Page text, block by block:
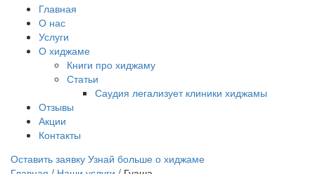
Главная
О нас
Услуги
О хиджаме
Книги про хиджаму
Статьи
Саудия легализует клиники хиджамы
Отзывы
Акции
Контакты
Оставить заявку Узнай больше о хиджаме